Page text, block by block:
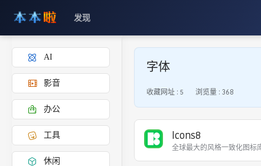
发现
AI
影音
办公
工具
休闲
字体
收藏网址 : 5 浏览量 : 368
Icons8
全球最大的风格一致化图标